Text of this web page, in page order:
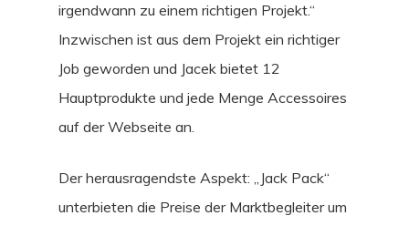
irgendwann zu einem richtigen Projekt.“
Inzwischen ist aus dem Projekt ein richtiger
Job geworden und Jacek bietet 12
Hauptprodukte und jede Menge Accessoires
auf der Webseite an.
Der herausragendste Aspekt: „Jack Pack“
unterbieten die Preise der Marktbegleiter um